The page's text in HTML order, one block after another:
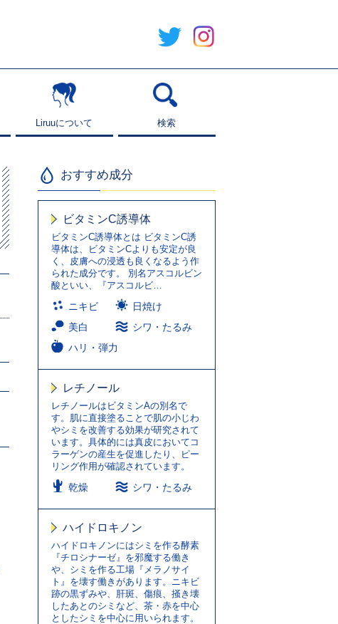
Liruuについて
Liruuについて 検索
検索
おすすめ成分
ビタミンC誘導体
ビタミンC誘導体とは ビタミンC誘
導体は、ビタミンCよりも安定が良
く、皮膚への浸透も良くなるよう作
られた成分です。 別名アスコルビン
酸といい、『アスコルビ…
ニキビ
日焼け
美白
シワ・たるみ
ハリ・弾力
レチノール
レチノールはビタミンAの別名で
す。肌に直接塗ることで肌の小じわ
やシミを改善する効果が研究されて
います。具体的には真皮においてコ
ラーゲンの産生を促進したり、ピー
リング作用が確認されています。
乾燥 シワ・たるみ
ハイドロキノン
ハイドロキノンにはシミを作る酵素
『チロシナーゼ』を邪魔する働き
や、シミを作る工場『メラノサイ
ト』を壊す働きがあります。ニキビ
跡の黒ずみや、肝斑、傷痕、掻き壊
したあとのシミなど、茶・赤を中心
としたシミを中心に用いられます。